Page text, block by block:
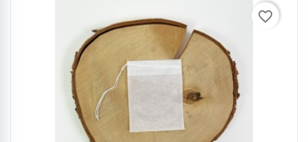
favorite_border